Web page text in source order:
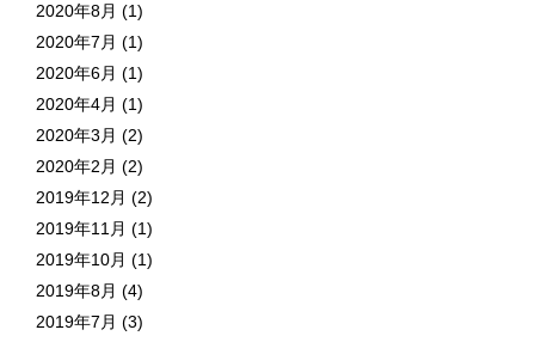
2020年8月 (1)
2020年7月 (1)
2020年6月 (1)
2020年4月 (1)
2020年3月 (2)
2020年2月 (2)
2019年12月 (2)
2019年11月 (1)
2019年10月 (1)
2019年8月 (4)
2019年7月 (3)